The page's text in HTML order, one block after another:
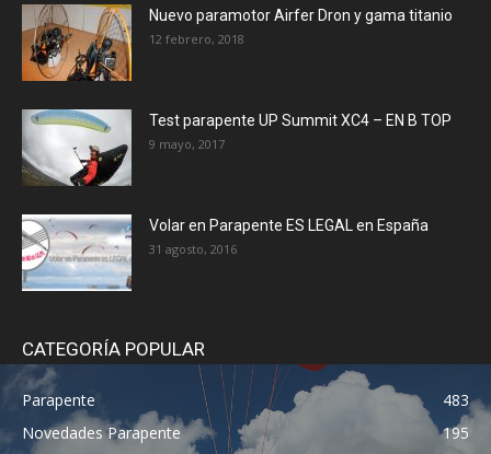
Nuevo paramotor Airfer Dron y gama titanio
12 febrero, 2018
Test parapente UP Summit XC4 – EN B TOP
9 mayo, 2017
Volar en Parapente ES LEGAL en España
31 agosto, 2016
CATEGORÍA POPULAR
Parapente
483
Novedades Parapente
195